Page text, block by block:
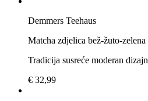
Demmers Teehaus
Matcha zdjelica bež-žuto-zelena
Tradicija susreće moderan dizajn
€ 32,99